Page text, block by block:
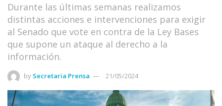
Durante las últimas semanas realizamos
distintas acciones e intervenciones para exigir
al Senado que vote en contra de la Ley Bases
que supone un ataque al derecho a la
información.
by Secretaria Prensa 21/05/2024